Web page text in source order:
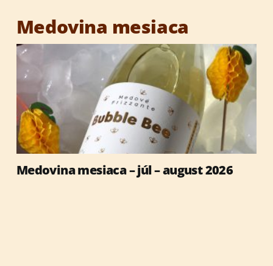
Medovina mesiaca
Medovina mesiaca – júl – august 2026